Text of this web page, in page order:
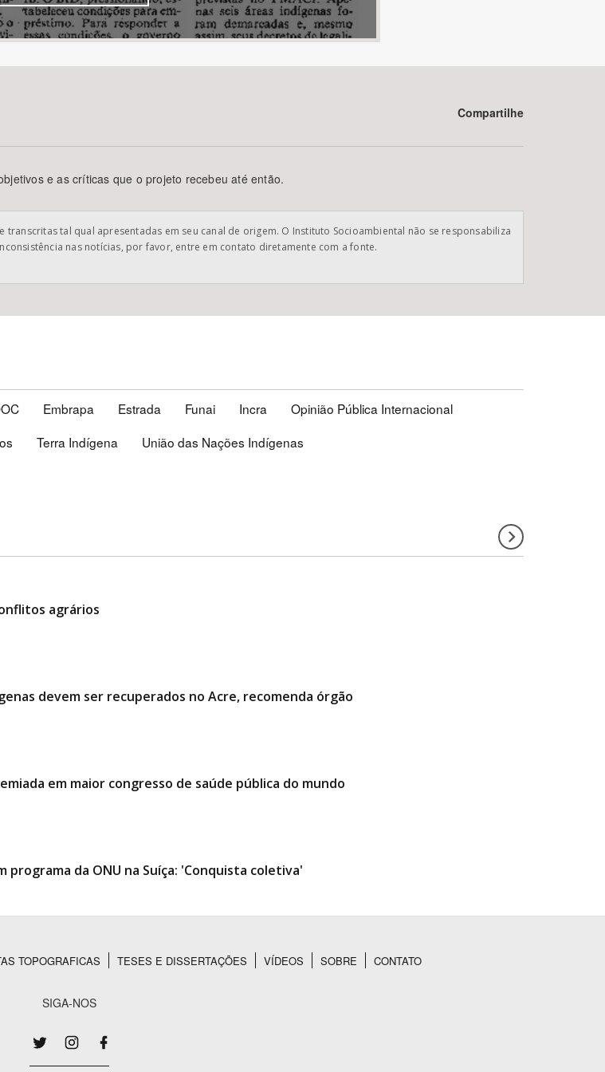
Compartilhe
e as críticas que o projeto recebeu até então.
tal qual apresentadas em seu canal de origem. O Instituto Socioambiental não se responsabiliza
nas notícias, por favor, entre em contato diretamente com a fonte.
Embrapa Estrada Funai Incra
Opinião Pública Internacional
Terra Indígena União das Nações Indígenas
agrários
devem ser recuperados no Acre, recomenda órgão
em maior congresso de saúde pública do mundo
programa da ONU na Suíça: 'Conquista coletiva'
TOPOGRAFICAS TESES E DISSERTAÇÕES VÍDEOS SOBRE CONTATO
SIGA-NOS